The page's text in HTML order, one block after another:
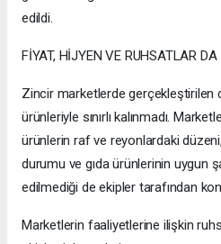
edildi.
FİYAT, HİJYEN VE RUHSATLAR DA
Zincir marketlerde gerçekleştirilen
ürünleriyle sınırlı kalınmadı.
ürünlerin raf ve reyonlardaki
durumu ve gıda ürünlerinin uygun
edilmediği de ekipler tarafından
Marketlerin faaliyetlerine ilişkin